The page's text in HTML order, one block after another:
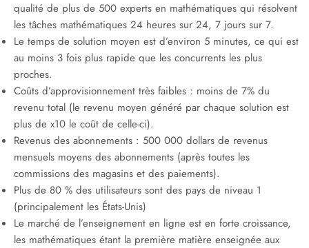
qualité de plus de 500 experts en mathématiques qui résolvent
les tâches mathématiques 24 heures sur 24, 7 jours sur 7.
Le temps de solution moyen est d’environ 5 minutes, ce qui est
au moins 3 fois plus rapide que les concurrents les plus
proches.
Coûts d’approvisionnement très faibles : moins de 7% du
revenu total (le revenu moyen généré par chaque solution est
plus de x10 le coût de celle-ci).
Revenus des abonnements : 500 000 dollars de revenus
mensuels moyens des abonnements (après toutes les
commissions des magasins et des paiements).
Plus de 80 % des utilisateurs sont des pays de niveau 1
(principalement les États-Unis)
Le marché de l’enseignement en ligne est en forte croissance,
les mathématiques étant la première matière enseignée aux